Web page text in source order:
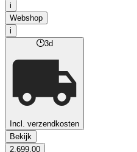
i
Webshop
i
3d
Incl. verzendkosten
Bekijk
2.699,00